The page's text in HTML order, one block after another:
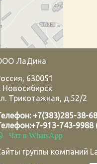
ЛаДина
, 630051
Новосибирск
Трикотажная, д.52/2
+7(383)285-38-68
+7-913-743-
Чат в WhatsApp
группы компаний